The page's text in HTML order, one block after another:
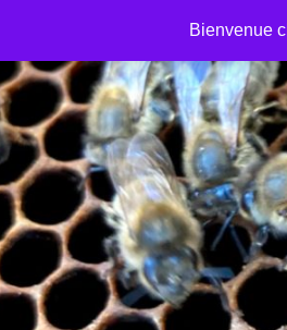
Bienvenue
de développement et de défense
des abeilles Client
en matière de